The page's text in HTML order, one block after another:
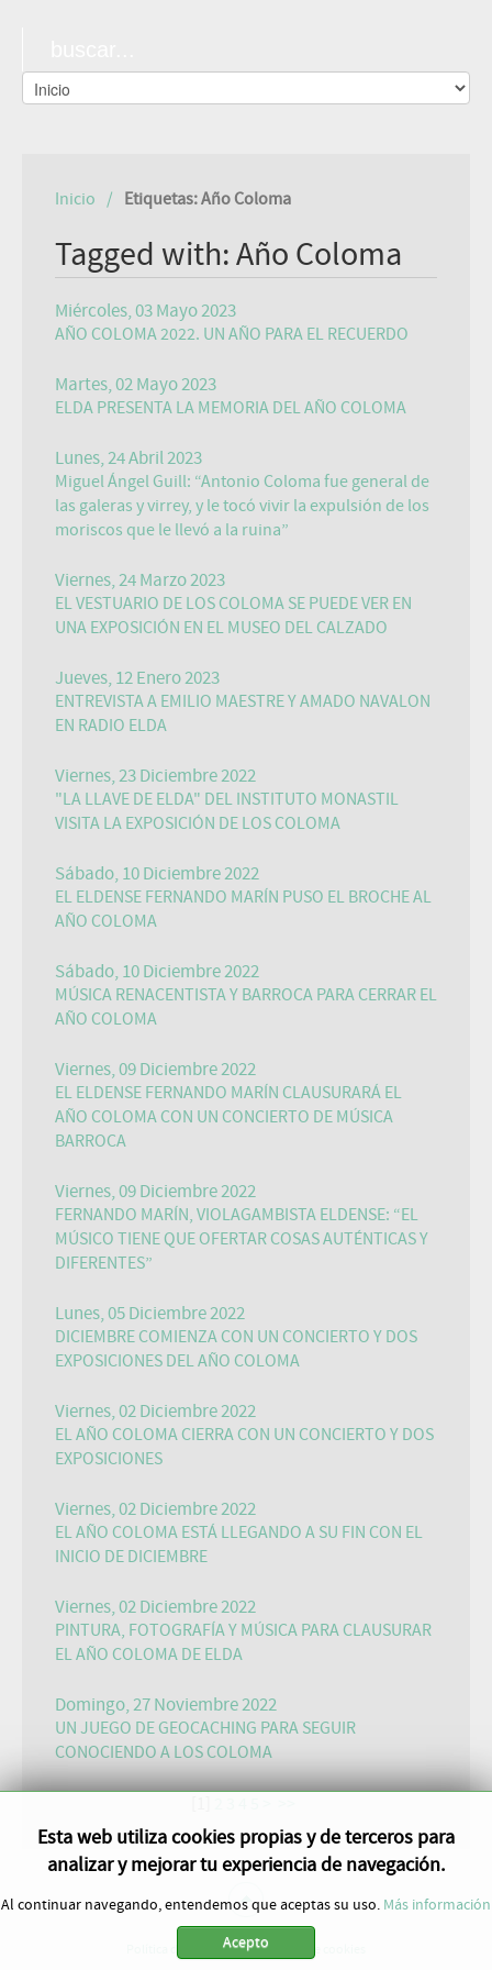
Inicio Etiquetas: Año Coloma
Tagged with: Año Coloma
Miércoles, 03 Mayo 2023
AÑO COLOMA 2022. UN AÑO PARA EL RECUERDO
Martes, 02 Mayo 2023
ELDA PRESENTA LA MEMORIA DEL AÑO COLOMA
Lunes, 24 Abril 2023
Miguel Ángel Guill: “Antonio Coloma fue general de
las galeras y virrey, y le tocó vivir la expulsión de los
moriscos que le llevó a la ruina”
Viernes, 24 Marzo 2023
EL VESTUARIO DE LOS COLOMA SE PUEDE VER EN
UNA EXPOSICIÓN EN EL MUSEO DEL CALZADO
Jueves, 12 Enero 2023
ENTREVISTA A EMILIO MAESTRE Y AMADO NAVALON
EN RADIO ELDA
Viernes, 23 Diciembre 2022
"LA LLAVE DE ELDA" DEL INSTITUTO MONASTIL
VISITA LA EXPOSICIÓN DE LOS COLOMA
Sábado, 10 Diciembre 2022
EL ELDENSE FERNANDO MARÍN PUSO EL BROCHE AL
AÑO COLOMA
Sábado, 10 Diciembre 2022
MÚSICA RENACENTISTA Y BARROCA PARA CERRAR EL
AÑO COLOMA
Viernes, 09 Diciembre 2022
EL ELDENSE FERNANDO MARÍN CLAUSURARÁ EL
AÑO COLOMA CON UN CONCIERTO DE MÚSICA
BARROCA
Viernes, 09 Diciembre 2022
FERNANDO MARÍN, VIOLAGAMBISTA ELDENSE: “EL
MÚSICO TIENE QUE OFERTAR COSAS AUTÉNTICAS Y
DIFERENTES”
Lunes, 05 Diciembre 2022
DICIEMBRE COMIENZA CON UN CONCIERTO Y DOS
EXPOSICIONES DEL AÑO COLOMA
Viernes, 02 Diciembre 2022
EL AÑO COLOMA CIERRA CON UN CONCIERTO Y DOS
EXPOSICIONES
Viernes, 02 Diciembre 2022
EL AÑO COLOMA ESTÁ LLEGANDO A SU FIN CON EL
INICIO DE DICIEMBRE
Viernes, 02 Diciembre 2022
PINTURA, FOTOGRAFÍA Y MÚSICA PARA CLAUSURAR
EL AÑO COLOMA DE ELDA
Domingo, 27 Noviembre 2022
UN JUEGO DE GEOCACHING PARA SEGUIR
CONOCIENDO A LOS COLOMA
Esta web utiliza cookies propias y de terceros para
analizar y mejorar tu experiencia de navegación.
Al continuar navegando, entendemos que aceptas su uso. Más información
Acepto
Política de privacidad Política de cookies